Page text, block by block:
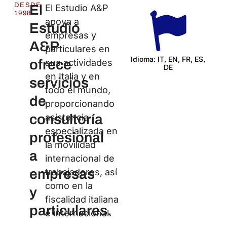
DESDE
1998El
Estudio
A&P
ofrece
servicios
de
consultoría
profesional
a
empresas
y
particulares.
El Estudio A&P
apoya a
empresas y
particulares en
sus actividades
en Italia y en
todo el mundo,
proporcionando
asistencia
especializada en
la movilidad
internacional de
trabajadores, así
como en la
fiscalidad italiana
e internacional.
Idioma: IT, EN, FR, ES,
DE